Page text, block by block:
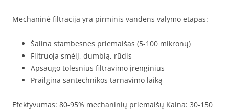
Mechaninė filtracija yra pirminis vandens valymo etapas:
Šalina stambesnes priemaišas (5-100 mikronų)
Filtruoja smėlį, dumblą, rūdis
Apsaugo tolesnius filtravimo įrenginius
Prailgina santechnikos tarnavimo laiką
Efektyvumas: 80-95% mechaninių priemaišų Kaina: 30-150